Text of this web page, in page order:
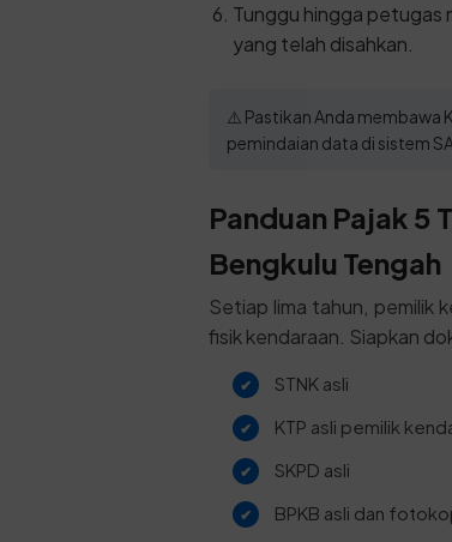
Tunggu hingga petugas
yang telah disahkan.
⚠️ Pastikan Anda membawa
pemindaian data di sistem
Panduan Pajak 5
Bengkulu Tengah
Setiap lima tahun, pemilik
fisik kendaraan. Siapkan
STNK asli
KTP asli pemilik
SKPD asli
BPKB asli dan